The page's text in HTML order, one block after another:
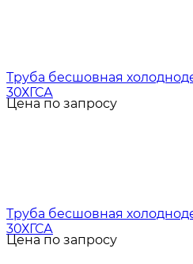
Труба бесшовная
30ХГСА
Цена по запросу
Труба бесшовная
30ХГСА
Цена по запросу